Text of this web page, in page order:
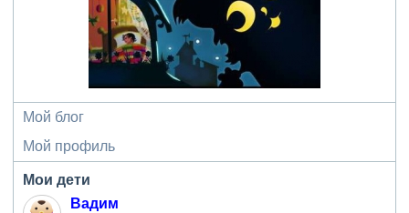
Мой блог
Мой профиль
Мои дети
Вадим